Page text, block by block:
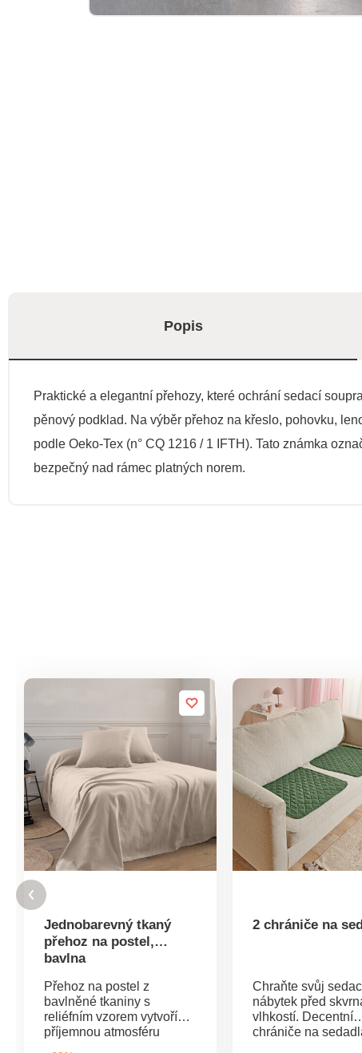
Popis
Praktické a elegantní přehozy, které ochrání sedací
pěnový podklad. Na výběr přehoz na křeslo, pohovku,
podle Oeko-Tex (n° CQ 1216 / 1 IFTH). Tato známka
bezpečný nad rámec platných norem.
Jednobarevný tkaný
přehoz na postel,
bavlna
Přehoz na postel z
bavlněné tkaniny s
reliéfním vzorem vytvoří
příjemnou atmosféru
2 chrániče na
Chraňte svůj
nábytek před
vlhkostí. Decentní
chrániče na